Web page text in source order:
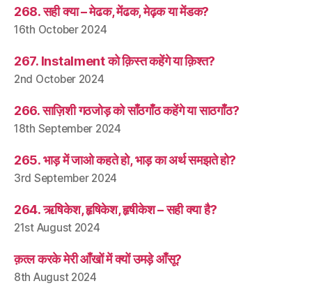
268. सही क्या – मेढक, मेंढक, मेढ़क या मेंडक?
16th October 2024
267. Instalment को क़िस्त कहेंगे या क़िश्त?
2nd October 2024
266. साज़िशी गठजोड़ को साँठगाँठ कहेंगे या साठगाँठ?
18th September 2024
265. भाड़ में जाओ कहते हो, भाड़ का अर्थ समझते हो?
3rd September 2024
264. ऋषिकेश, हृषिकेश, हृषीकेश – सही क्या है?
21st August 2024
क़त्ल करके मेरी आँखों में क्यों उमड़े आँसू?
8th August 2024